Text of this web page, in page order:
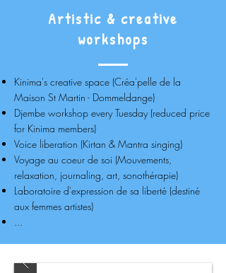
Artistic & creative
workshops
Kinima's creative space (Créa'pelle de la
Maison St Martin - Dommeldange)
Djembe workshop every Tuesday (reduced price
for Kinima members)
Voice liberation (Kirtan & Mantra singing)
Voyage au coeur de soi (Mouvements,
relaxation, journaling, art, sonothérapie)
Laboratoire d'expression de sa liberté (destiné
aux femmes artistes)
...